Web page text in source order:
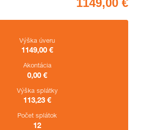
Výška úveru
1149,00 €
Akontácia
0,00 €
Výška splátky
113,23 €
Počet splátok
12